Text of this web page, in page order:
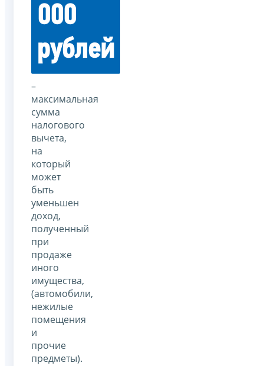
000
рублей
–
максимальная
сумма
налогового
вычета,
на
который
может
быть
уменьшен
доход,
полученный
при
продаже
иного
имущества,
(автомобили,
нежилые
помещения
и
прочие
предметы).